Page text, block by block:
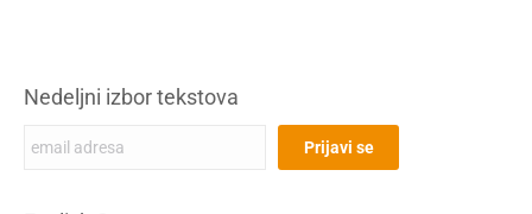
Nedeljni izbor tekstova